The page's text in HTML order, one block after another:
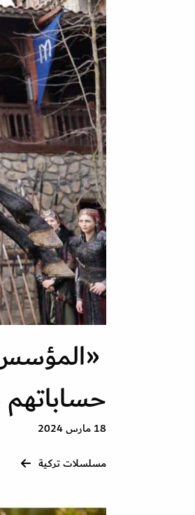
حساباتهم
18 مارس 2024
مسلسلات تركية